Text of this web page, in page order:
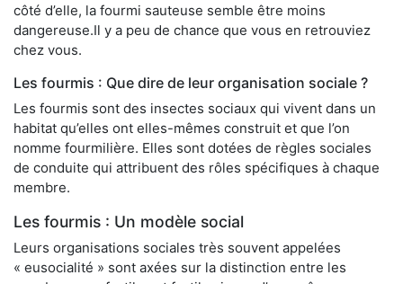
côté d’elle, la fourmi sauteuse semble être moins
dangereuse.Il y a peu de chance que vous en retrouviez
chez vous.
Les fourmis : Que dire de leur organisation sociale ?
Les fourmis sont des insectes sociaux qui vivent dans un
habitat qu’elles ont elles-mêmes construit et que l’on
nomme fourmilière. Elles sont dotées de règles sociales
de conduite qui attribuent des rôles spécifiques à chaque
membre.
Les fourmis : Un modèle social
Leurs organisations sociales très souvent appelées
« eusocialité » sont axées sur la distinction entre les